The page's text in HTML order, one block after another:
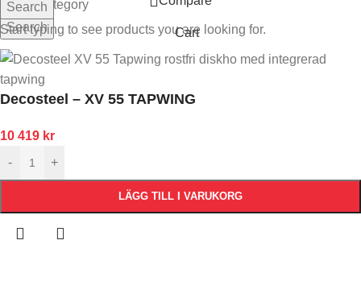
Select category
Search
Search
Start typing to see products you are looking for.
Cart
Decosteel – XV 55 TAPWING
10 419 kr
-
+
LÄGG TILL I VARUKORG